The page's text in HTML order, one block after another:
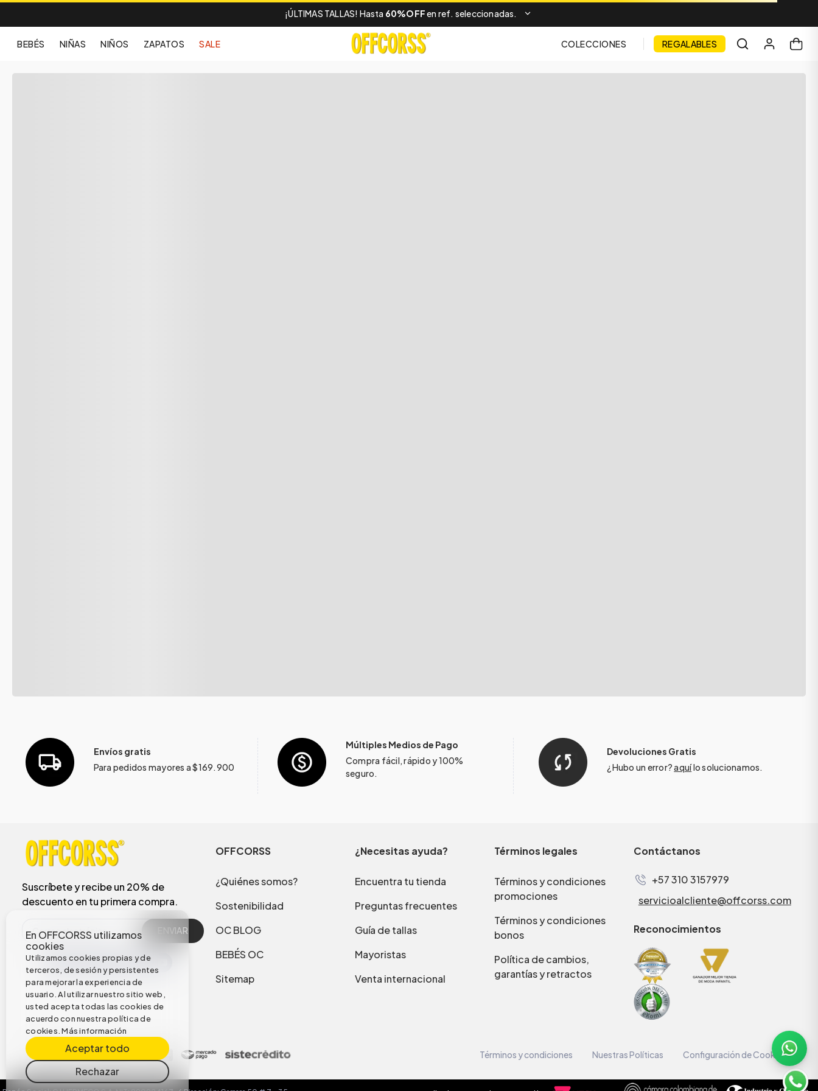
¡ÚLTIMAS TALLAS! Hasta 60%OFFen ref. seleccionadas.
BEBÉS NIÑAS NIÑOS ZAPATOS SALE COLECCIONES REGALABLES
En OFFCORSS utilizamos
cookies
Utilizamos cookies propias y de
terceros, de sesión y persistentes
para mejorar la experiencia de
usuario. Al utilizar nuestro sitio web,
usted acepta todas las cookies de
acuerdo con nuestra política de
cookies.Más información
Aceptar todo
Rechazar
Envíos gratis
Para pedidos mayores a $169.900
Múltiples Medios de Pago
Compra fácil, rápido y 100%
seguro.
Devoluciones Gratis
¿Hubo un error?aquílo solucionamos.
Suscríbete y recibe un 20% de
descuento en tu primera compra.
ENVIAR
OFFCORSS
¿Quiénes somos?
Sostenibilidad
OC BLOG
BEBÉS OC
Sitemap
¿Necesitas ayuda?
Encuentra tu tienda
Preguntas frecuentes
Guía de tallas
Mayoristas
Venta internacional
Términos legales
Términos y condiciones
promociones
Términos y condiciones
bonos
Política de cambios,
garantías y retractos
Contáctanos
+57 310 3157979
servicioalcliente@offcorss.com
Reconocimientos
Términos y condiciones Nuestras Políticas Configuración de Cookies